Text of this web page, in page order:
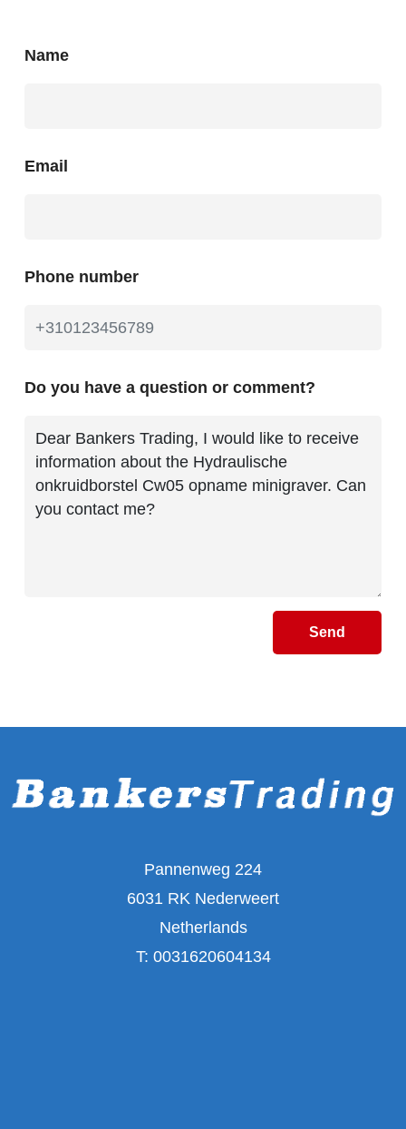
Name
Email
Phone number
Do you have a question or comment?
Send
Pannenweg 224
6031 RK Nederweert
Netherlands
T: 0031620604134